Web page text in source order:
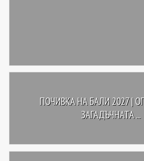
ПОЧИВКА НА БАЛИ 2027 |
ЗАГАДЪЧНАТА ...